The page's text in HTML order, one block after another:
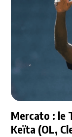
Mercato : le
Keïta (OL,